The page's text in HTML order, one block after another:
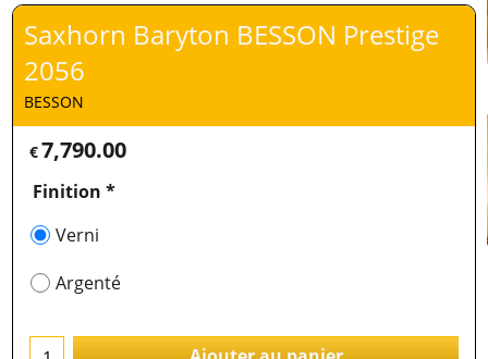
Saxhorn Baryton BESSON Prestige
2056
BESSON
€7,790.00
Finition *
Verni
Argenté